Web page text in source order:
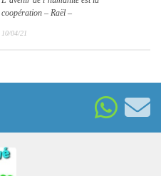
coopération – Raël –
10/04/21